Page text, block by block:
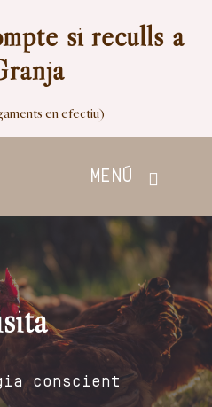
si reculls a
en efectiu)
MENÚ
conscient